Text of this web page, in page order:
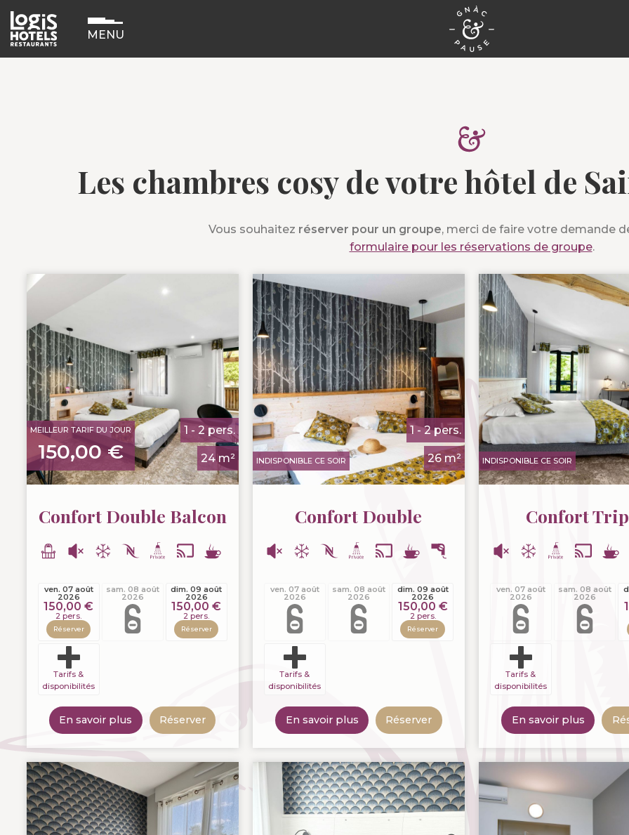
MENU
Les chambres cosy de votre hôtel de
Vous souhaitez réserver pour un groupe, merci de faire votre demande
formulaire pour les réservations de groupe.
1 - 2 pers.
24 m²
MEILLEUR TARIF DU JOUR
150,00 €
Confort Double Balcon
ven. 07 août
2026
150,00 €
2 pers.
Réserver
sam. 08 août
2026
dim. 09 août
2026
150,00 €
2 pers.
Réserver
Tarifs &
disponibilités
En savoir plus Réserver
1 - 2 pers.
26 m²
INDISPONIBLE CE SOIR
Confort Double
ven. 07 août
2026
sam. 08 août
2026
dim. 09 août
2026
150,00 €
2 pers.
Réserver
Tarifs &
disponibilités
En savoir plus Réserver
INDISPONIBLE CE SOIR
Confort
ven. 07 août
2026
sam. 08 août
2026
Tarifs &
disponibilités
En savoir plus